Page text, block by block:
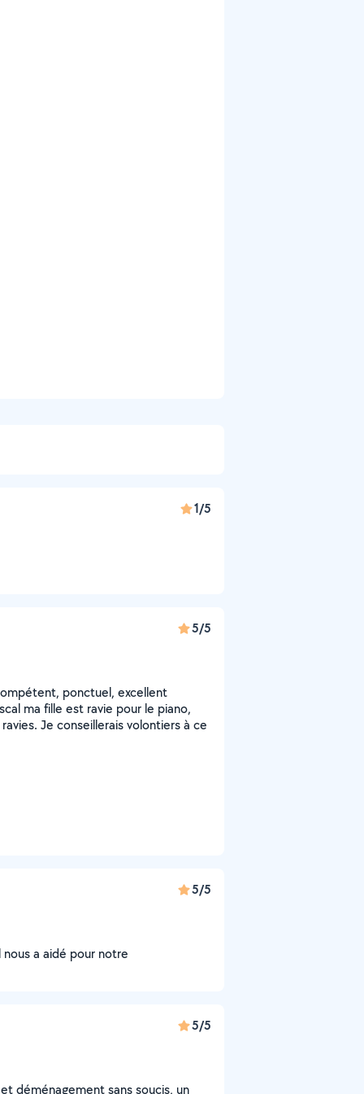
1/5
5/5
ponctuel, excellent
ma fille est ravie pour le piano,
Je conseillerais volontiers à ce
5/5
a aidé pour notre
5/5
déménagement sans soucis, un